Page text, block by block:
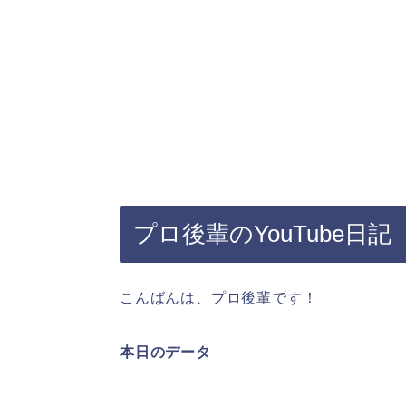
プロ後輩のYouTube日記
こんばんは、プロ後輩です！
本日のデータ